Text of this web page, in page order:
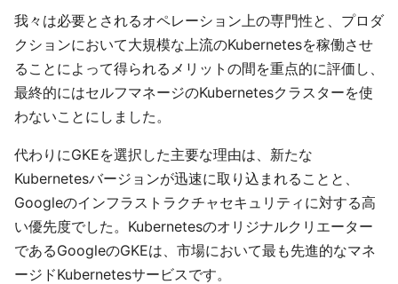
我々は必要とされるオペレーション上の専門性と、プロダ
クションにおいて大規模な上流のKubernetesを稼働させ
ることによって得られるメリットの間を重点的に評価し、
最終的にはセルフマネージのKubernetesクラスターを使
わないことにしました。
代わりにGKEを選択した主要な理由は、新たな
Kubernetesバージョンが迅速に取り込まれることと、
Googleのインフラストラクチャセキュリティに対する高
い優先度でした。Kubernetesのオリジナルクリエーター
であるGoogleのGKEは、市場において最も先進的なマネ
ージドKubernetesサービスです。